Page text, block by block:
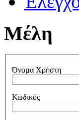
Μέλη
Όνομα Χρήστη
Κωδικός